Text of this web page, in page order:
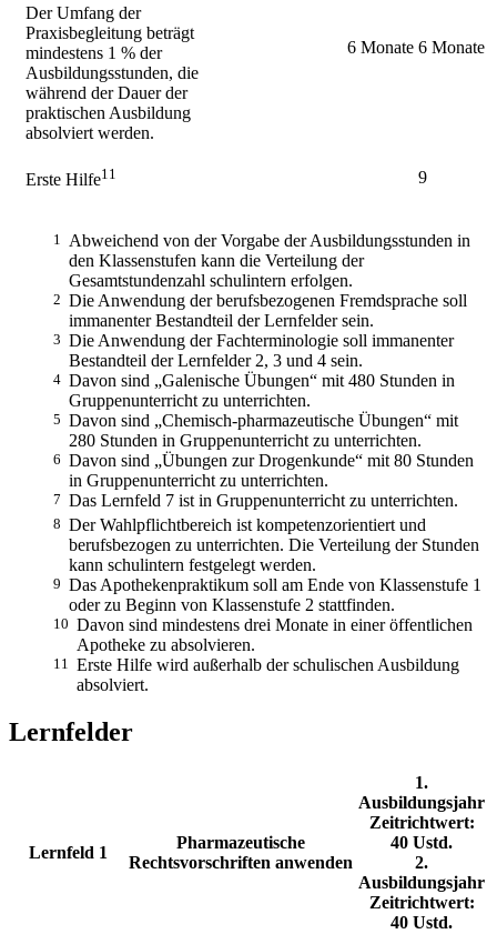
Der Umfang der
Praxisbegleitung beträgt
mindestens 1 % der
Ausbildungsstunden, die
während der Dauer der
praktischen Ausbildung
absolviert werden.
6 Monate 6 Monate
Erste Hilfe11 9
1 Abweichend von der Vorgabe der Ausbildungsstunden in
den Klassenstufen kann die Verteilung der
Gesamtstundenzahl schulintern erfolgen.
2 Die Anwendung der berufsbezogenen Fremdsprache soll
immanenter Bestandteil der Lernfelder sein.
3 Die Anwendung der Fachterminologie soll immanenter
Bestandteil der Lernfelder 2, 3 und 4 sein.
4 Davon sind „Galenische Übungen“ mit 480 Stunden in
Gruppenunterricht zu unterrichten.
5 Davon sind „Chemisch-pharmazeutische Übungen“ mit
280 Stunden in Gruppenunterricht zu unterrichten.
6 Davon sind „Übungen zur Drogenkunde“ mit 80 Stunden
in Gruppenunterricht zu unterrichten.
7 Das Lernfeld 7 ist in Gruppenunterricht zu unterrichten.
8 Der Wahlpflichtbereich ist kompetenzorientiert und
berufsbezogen zu unterrichten. Die Verteilung der Stunden
kann schulintern festgelegt werden.
9 Das Apothekenpraktikum soll am Ende von Klassenstufe 1
oder zu Beginn von Klassenstufe 2 stattfinden.
10 Davon sind mindestens drei Monate in einer öffentlichen
Apotheke zu absolvieren.
11 Erste Hilfe wird außerhalb der schulischen Ausbildung
absolviert.
Lernfelder
Lernfeld 1
Pharmazeutische
Rechtsvorschriften anwenden
1.
Ausbildungsjahr
Zeitrichtwert:
40 Ustd.
2.
Ausbildungsjahr
Zeitrichtwert:
40 Ustd.